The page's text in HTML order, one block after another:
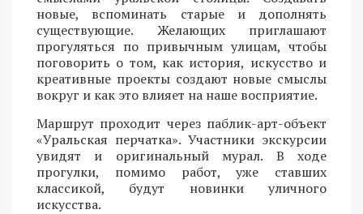
новые, вспоминать старые и дополнять
существующие. Желающих приглашают
прогуляться по привычным улицам, чтобы
поговорить о том, как история, искусство и
креативные проекты создают новые смыслы
вокруг и как это влияет на наше восприятие.
Маршрут проходит через паблик-арт-объект
«Уральская перчатка». Участники экскурсии
увидят и оригинальный мурал. В ходе
прогулки, помимо работ, уже ставших
классикой, будут новинки уличного
искусства.